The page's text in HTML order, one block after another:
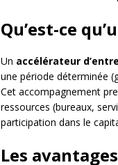
Qu’est-ce
Un accélérateur
une période déterminée
Cet accompagnement
ressources (bureaux,
participation dans le
Les